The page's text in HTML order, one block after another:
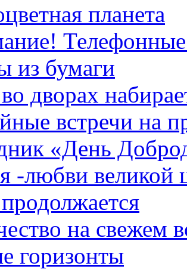
планета
из бумаги
дворах
встречи на
«День
-любви великой
на свежем
горизонты